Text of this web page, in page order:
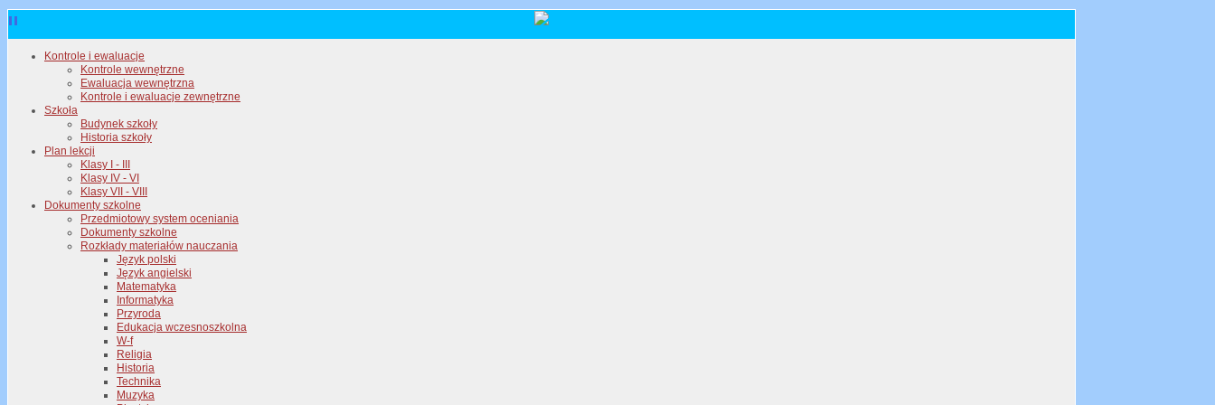
Kontrole i ewaluacje
Kontrole wewnętrzne
Ewaluacja wewnętrzna
Kontrole i ewaluacje zewnętrzne
Szkoła
Budynek szkoły
Historia szkoły
Plan lekcji
Klasy I - III
Klasy IV - VI
Klasy VII - VIII
Dokumenty szkolne
Przedmiotowy system oceniania
Dokumenty szkolne
Rozkłady materiałów nauczania
Język polski
Język angielski
Matematyka
Informatyka
Przyroda
Edukacja wczesnoszkolna
W-f
Religia
Historia
Technika
Muzyka